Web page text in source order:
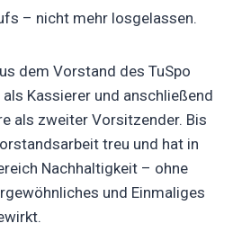
– nicht mehr losgelassen.
dem Vorstand des TuSpo
Kassierer und anschließend
als zweiter Vorsitzender. Bis
treu und hat in
Nachhaltigkeit – ohne
und Einmaliges